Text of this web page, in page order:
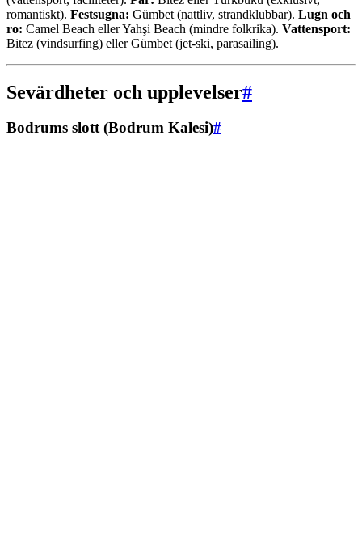
romantiskt). Festsugna: Gümbet (nattliv, strandklubbar). Lugn och
ro: Camel Beach eller Yahşi Beach (mindre folkrika). Vattensport:
Bitez (vindsurfing) eller Gümbet (jet-ski, parasailing).
Sevärdheter och upplevelser#
Bodrums slott (Bodrum Kalesi)#